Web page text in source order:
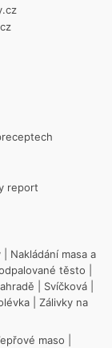
report
Nakládání masa a
těsto
Svíčková
Zálivky na
maso